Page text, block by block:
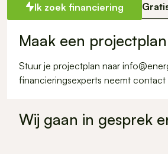
Renovatie
Ik zoek financiering
Maak een
Stuur je projectplan naar
financieringsexperts neemt contact
Wij gaan in gesprek